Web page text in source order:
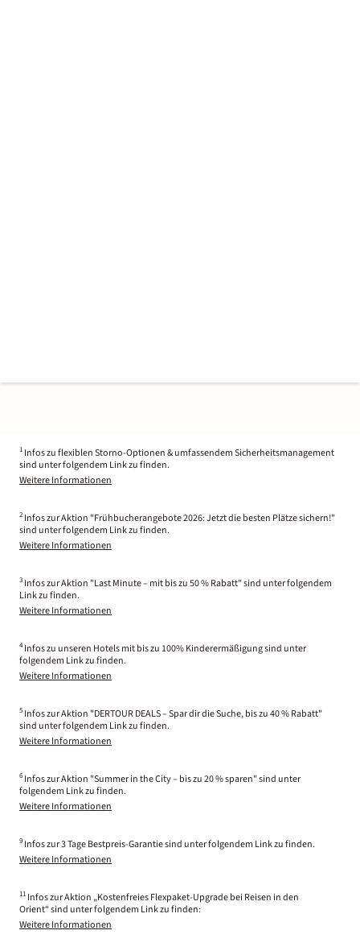
1 Infos zu flexiblen Storno-Optionen & umfassendem Sicherheitsmanagement
sind unter folgendem Link zu finden.
Weitere Informationen
2 Infos zur Aktion "Frühbucherangebote 2026: Jetzt die besten Plätze sichern!"
sind unter folgendem Link zu finden.
Weitere Informationen
3 Infos zur Aktion "Last Minute – mit bis zu 50 % Rabatt" sind unter folgendem
Link zu finden.
Weitere Informationen
4 Infos zu unseren Hotels mit bis zu 100% Kinderermäßigung sind unter
folgendem Link zu finden.
Weitere Informationen
5 Infos zur Aktion "DERTOUR DEALS – Spar dir die Suche, bis zu 40 % Rabatt"
sind unter folgendem Link zu finden.
Weitere Informationen
6 Infos zur Aktion "Summer in the City – bis zu 20 % sparen" sind unter
folgendem Link zu finden.
Weitere Informationen
9 Infos zur 3 Tage Bestpreis-Garantie sind unter folgendem Link zu finden.
Weitere Informationen
11 Infos zur Aktion „Kostenfreies Flexpaket-Upgrade bei Reisen in den
Orient“ sind unter folgendem Link zu finden:
Weitere Informationen